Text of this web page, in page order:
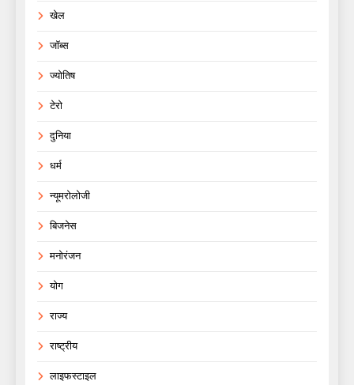
खेल
जॉब्स
ज्योतिष
टेरो
दुनिया
धर्म
न्यूमरोलोजी
बिजनेस
मनोरंजन
योग
राज्य
राष्ट्रीय
लाइफस्टाइल